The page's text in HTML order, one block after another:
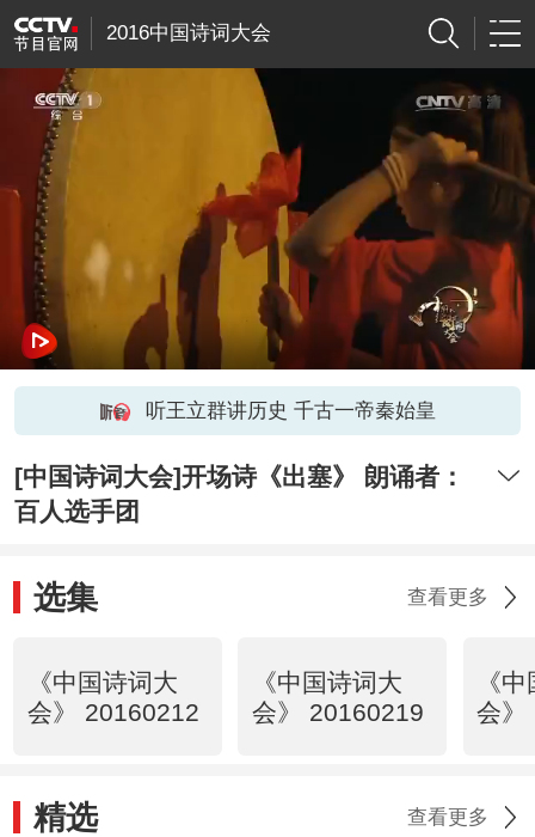
2016中国诗词大会
听王立群讲历史 千古一帝秦始皇
[中国诗词大会]开场诗《出塞》 朗诵者：
百人选手团
选集 查看更多
《中国诗词大
会》 20160212
《中国诗词大
会》 20160219
《
会》
精选 查看更多